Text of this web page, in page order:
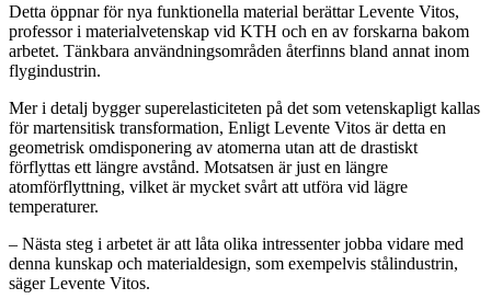
Detta öppnar för nya funktionella material berättar Levente Vitos,
professor i materialvetenskap vid KTH och en av forskarna bakom
arbetet. Tänkbara användningsområden återfinns bland annat inom
flygindustrin.
Mer i detalj bygger superelasticiteten på det som vetenskapligt kallas
för martensitisk transformation, Enligt Levente Vitos är detta en
geometrisk omdisponering av atomerna utan att de drastiskt
förflyttas ett längre avstånd. Motsatsen är just en längre
atomförflyttning, vilket är mycket svårt att utföra vid lägre
temperaturer.
– Nästa steg i arbetet är att låta olika intressenter jobba vidare med
denna kunskap och materialdesign, som exempelvis stålindustrin,
säger Levente Vitos.